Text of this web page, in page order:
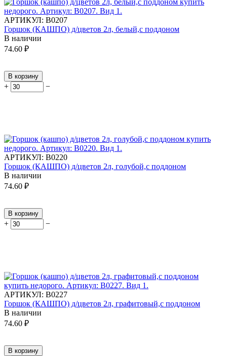
АРТИКУЛ: В0207
Горшок (КАШПО) д/цветов 2л, белый,с поддоном
В наличии
74.60 ₽
В корзину
+ −
АРТИКУЛ: В0220
Горшок (КАШПО) д/цветов 2л, голубой,с поддоном
В наличии
74.60 ₽
В корзину
+ −
АРТИКУЛ: В0227
Горшок (КАШПО) д/цветов 2л, графитовый,с поддоном
В наличии
74.60 ₽
В корзину